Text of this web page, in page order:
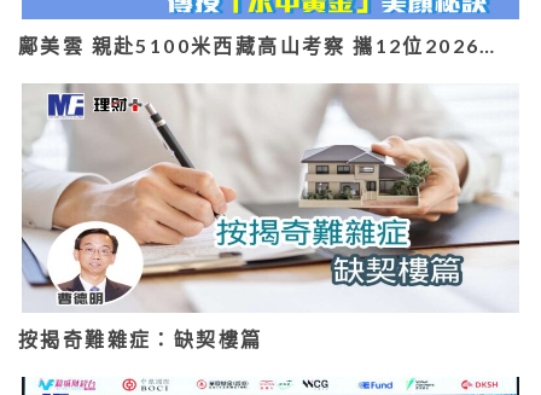
鄺美雲 親赴5100米西藏高山考察 攜12位2026…
按揭奇難雜症：缺契樓篇